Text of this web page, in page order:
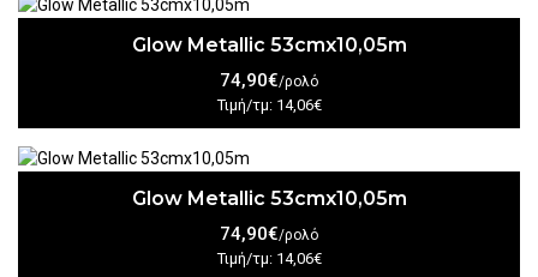
Glow Metallic 53cmx10,05m
74,90€/ρολό
Τιμή/τμ: 14,06€
Glow Metallic 53cmx10,05m
74,90€/ρολό
Τιμή/τμ: 14,06€